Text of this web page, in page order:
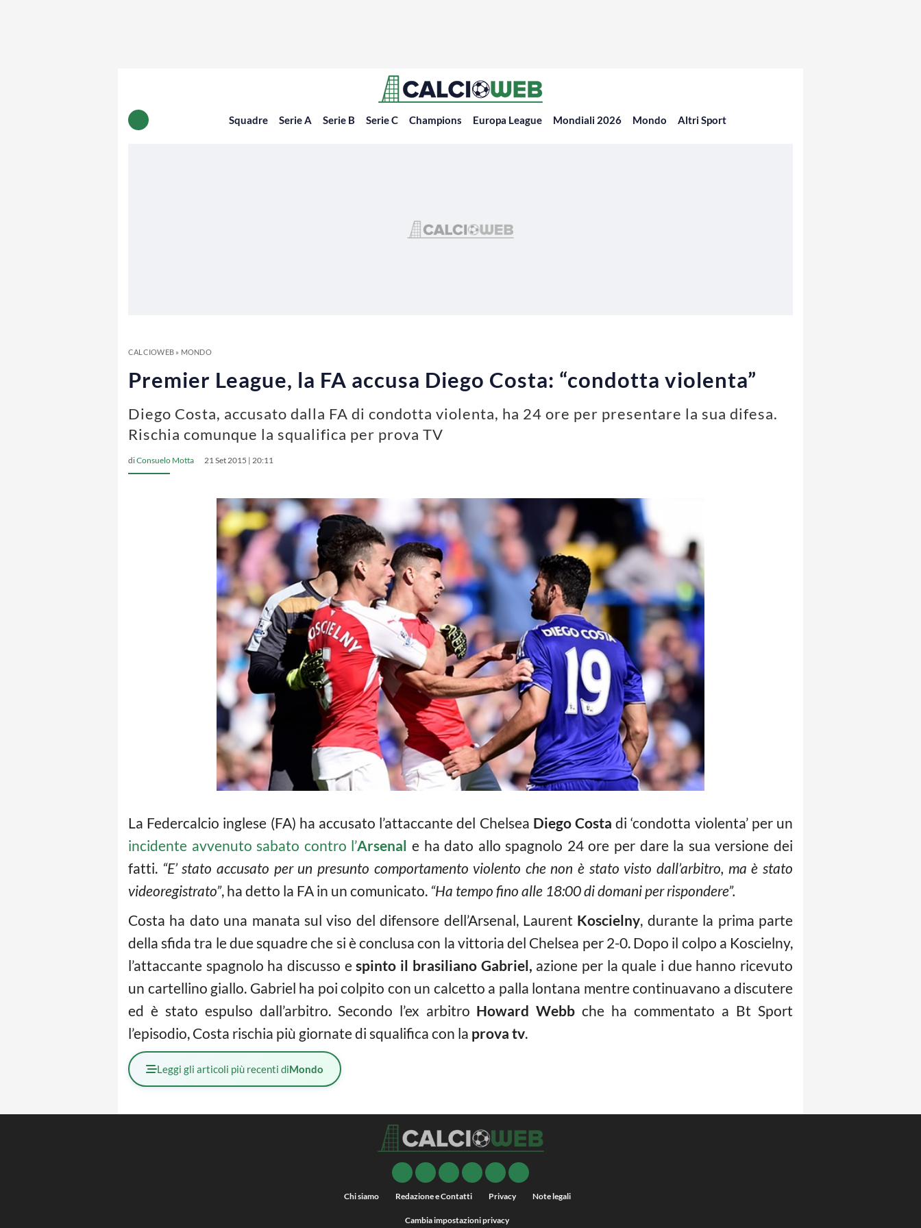
Squadre Serie A Serie B Serie C Champions Europa League Mondiali 2026 Mondo Altri Sport
CALCIOWEB» MONDO
Premier League, la FA accusa Diego Costa: “condotta violenta”
Diego Costa, accusato dalla FA di condotta violenta, ha 24 ore per presentare la sua difesa.
Rischia comunque la squalifica per prova TV
diConsuelo Motta 21 Set 2015 | 20:11
La Federcalcio inglese (FA) ha accusato l’attaccante del Chelsea Diego Costa di ‘condotta violenta’ per un
incidente avvenuto sabato contro l’Arsenal e ha dato allo spagnolo 24 ore per dare la sua versione dei
fatti. “E’ stato accusato per un presunto comportamento violento che non è stato visto dall’arbitro, ma è stato
videoregistrato”, ha detto la FA in un comunicato. “Ha tempo fino alle 18:00 di domani per rispondere”.
Costa ha dato una manata sul viso del difensore dell’Arsenal, Laurent Koscielny, durante la prima parte
della sfida tra le due squadre che si è conclusa con la vittoria del Chelsea per 2-0. Dopo il colpo a Koscielny,
l’attaccante spagnolo ha discusso espinto il brasiliano Gabriel, azione per la quale i due hanno ricevuto
un cartellino giallo. Gabriel ha poi colpito con un calcetto a palla lontana mentre continuavano a discutere
ed è stato espulso dall’arbitro. Secondo l’ex arbitro Howard Webb che ha commentato a Bt Sport
l’episodio, Costa rischia più giornate di squalifica con la prova tv.
Leggi gli articoli più recenti diMondo
Chi siamo Redazione e Contatti Privacy Note legali
Cambia impostazioni privacy